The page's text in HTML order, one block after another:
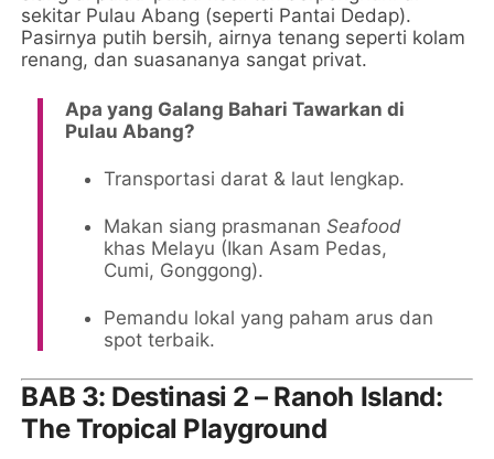
sekitar Pulau Abang (seperti Pantai Dedap).
Pasirnya putih bersih, airnya tenang seperti kolam
renang, dan suasananya sangat privat.
Apa yang Galang Bahari Tawarkan di
Pulau Abang?
Transportasi darat & laut lengkap.
Makan siang prasmananSeafood
khas Melayu (Ikan Asam Pedas,
Cumi, Gonggong).
Pemandu lokal yang paham arus dan
spot terbaik.
BAB 3: Destinasi 2 – Ranoh Island:
The Tropical Playground